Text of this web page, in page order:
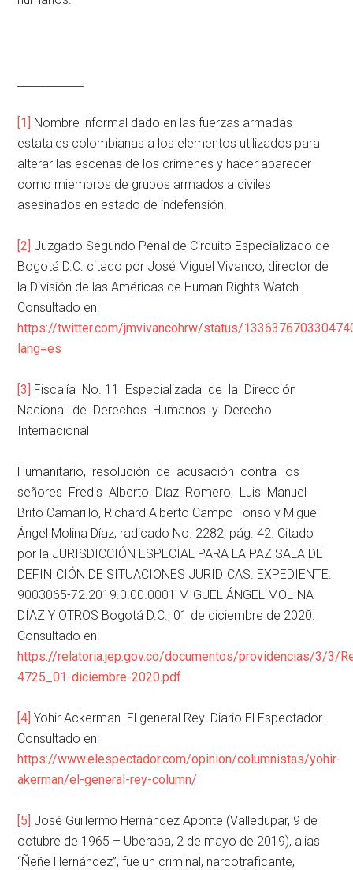
[1] Nombre informal dado en las fuerzas armadas
estatales colombianas a los elementos utilizados para
alterar las escenas de los crímenes y hacer aparecer
como miembros de grupos armados a civiles
asesinados en estado de indefensión.
[2] Juzgado Segundo Penal de Circuito Especializado de
Bogotá D.C. citado por José Miguel Vivanco, director de
la División de las Américas de Human Rights Watch.
Consultado en:
https://twitter.com/jmvivancohrw/status/
lang=es
[3] Fiscalía No. 11 Especializada de la Dirección
Nacional de Derechos Humanos y Derecho
Internacional
Humanitario, resolución de acusación contra los
señores Fredis Alberto Díaz Romero, Luis Manuel
Brito Camarillo, Richard Alberto Campo Tonso y Miguel
Ángel Molina Díaz, radicado No. 2282, pág. 42. Citado
por la JURISDICCIÓN ESPECIAL PARA LA PAZ SALA DE
DEFINICIÓN DE SITUACIONES JURÍDICAS. EXPEDIENTE:
9003065-72.2019.0.00.0001 MIGUEL ÁNGEL MOLINA
DÍAZ Y OTROS Bogotá D.C., 01 de diciembre de 2020.
Consultado en:
https://relatoria.jep.gov.co/documentos/providencias/3/3/
4725_01-diciembre-2020.pdf
[4] Yohir Ackerman. El general Rey. Diario El Espectador.
Consultado en:
https://www.elespectador.com/opinion/columnistas/yohir-
akerman/el-general-rey-column/
[5] José Guillermo Hernández Aponte (Valledupar, 9 de
octubre de 1965 – Uberaba, 2 de mayo de 2019), alias
“Ñeñe Hernández”, fue un criminal, narcotraficante,